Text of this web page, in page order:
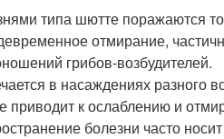
типа шютте поражаются
отмирание,
грибов-возбудителей.
в насаждениях разного
приводит к ослаблению и
болезни часто